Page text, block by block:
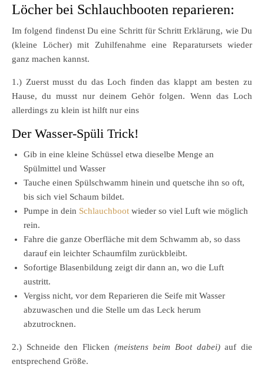
Löcher bei Schlauchbooten reparieren:
Im folgend findenst Du eine Schritt für Schritt Erklärung, wie Du
(kleine Löcher) mit Zuhilfenahme eine Reparatursets wieder
ganz machen kannst.
1.) Zuerst musst du das Loch finden das klappt am besten zu
Hause, du musst nur deinem Gehör folgen. Wenn das Loch
allerdings zu klein ist hilft nur eins
Der Wasser-Spüli Trick!
Gib in eine kleine Schüssel etwa dieselbe Menge an
Spülmittel und Wasser
Tauche einen Spülschwamm hinein und quetsche ihn so oft,
bis sich viel Schaum bildet.
Pumpe in dein Schlauchboot wieder so viel Luft wie möglich
rein.
Fahre die ganze Oberfläche mit dem Schwamm ab, so dass
darauf ein leichter Schaumfilm zurückbleibt.
Sofortige Blasenbildung zeigt dir dann an, wo die Luft
austritt.
Vergiss nicht, vor dem Reparieren die Seife mit Wasser
abzuwaschen und die Stelle um das Leck herum
abzutrocknen.
2.) Schneide den Flicken (meistens beim Boot dabei)auf die
entsprechend Größe.